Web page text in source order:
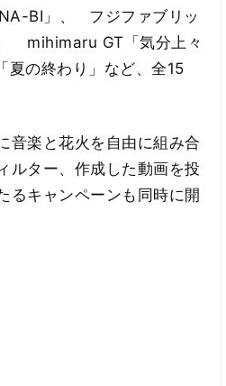
BI」、 フジファブリッ
mihimaru GT「気分上々
の終わり」など、全15
音楽と花火を自由に組み合
ルター、作成した動画を投
るキャンペーンも同時に開